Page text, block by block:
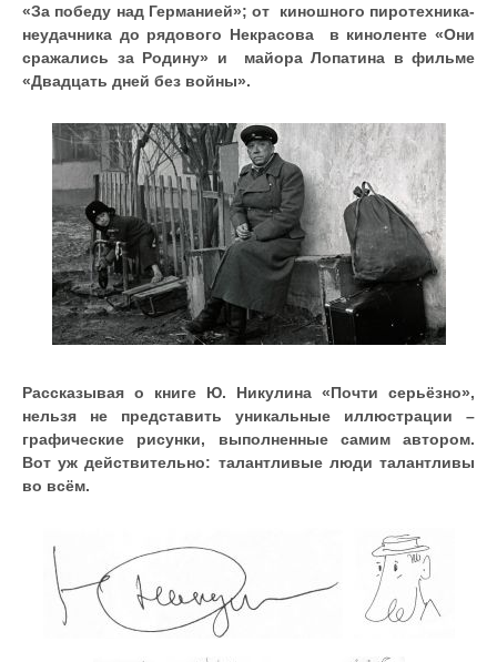
«За победу над Германией»; от киношного пиротехника-
неудачника до рядового Некрасова в киноленте «Они
сражались за Родину» и майора Лопатина в фильме
«Двадцать дней без войны».
Рассказывая о книге Ю. Никулина «Почти серьёзно»,
нельзя не представить уникальные иллюстрации –
графические рисунки, выполненные самим автором.
Вот уж действительно: талантливые люди талантливы
во всём.